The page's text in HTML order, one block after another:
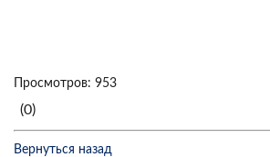
Просмотров: 953
(0)
Вернуться назад